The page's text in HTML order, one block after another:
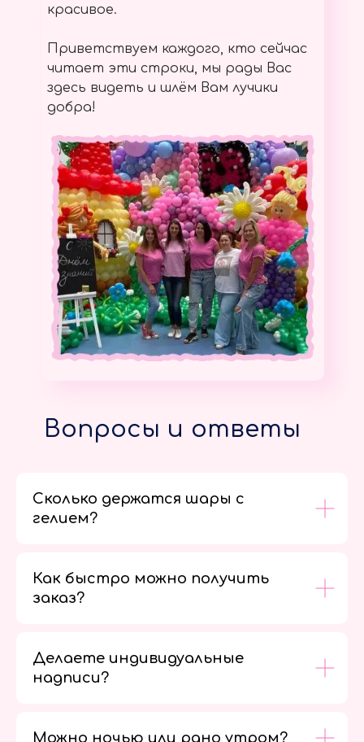
красивое.
Приветствуем каждого, кто сейчас
читает эти строки, мы рады Вас
здесь видеть и шлём Вам лучики
добра!
Вопросы и ответы
Сколько держатся шары с
гелием?
Как быстро можно получить
заказ?
Делаете индивидуальные
надписи?
Можно ночью или рано утром?